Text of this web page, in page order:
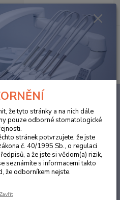
Hledat
za 0,00 Kč
limetková
limetková
že tyto stránky a na nich dále
pouze odborné stomatologické
stránek potvrzujete, že jste
č. 40/1995 Sb., o regulaci
a že jste si vědom(a) rizik,
seznámíte s informacemi takto
že odborníkem nejste.
Zavřít